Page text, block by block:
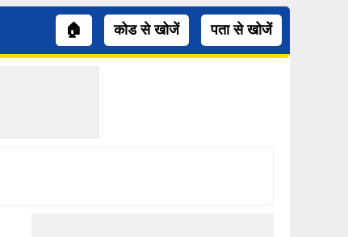
🏠 कोड से खोजें पता से खोजें